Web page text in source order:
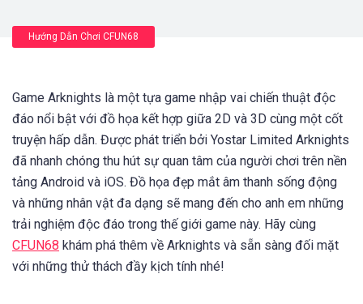
Hướng Dẫn Chơi CFUN68
Game Arknights là một tựa game nhập vai chiến thuật độc
đáo nổi bật với đồ họa kết hợp giữa 2D và 3D cùng một cốt
truyện hấp dẫn. Được phát triển bởi Yostar Limited Arknights
đã nhanh chóng thu hút sự quan tâm của người chơi trên nền
tảng Android và iOS. Đồ họa đẹp mắt âm thanh sống động
và những nhân vật đa dạng sẽ mang đến cho anh em những
trải nghiệm độc đáo trong thế giới game này. Hãy cùng
CFUN68 khám phá thêm về Arknights và sẵn sàng đối mặt
với những thử thách đầy kịch tính nhé!